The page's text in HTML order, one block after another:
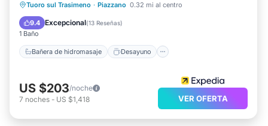
Tuoro sul Trasimeno · Piazzano 0.32 mi al centro
9.4 Excepcional(13 Reseñas)
1 Baño
Bañera de hidromasaje Desayuno
Bañera de hidromasaje
Desayuno
Aparcamiento
US $203/noche
7 noches - US $1,418 VER OFERTA